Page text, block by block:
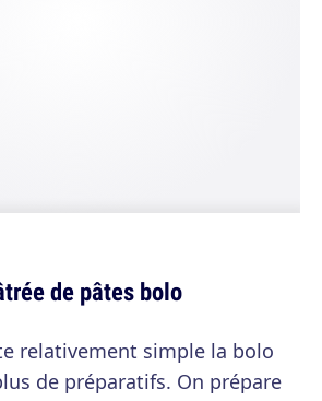
de pâtes bolo
relativement simple la bolo
de préparatifs. On prépare